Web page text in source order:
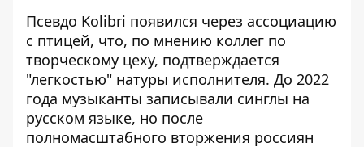
Псевдо Kolibri появился через ассоциацию
с птицей, что, по мнению коллег по
творческому цеху, подтверждается
"легкостью" натуры исполнителя. До 2022
года музыканты записывали синглы на
русском языке, но после
полномасштабного вторжения россиян